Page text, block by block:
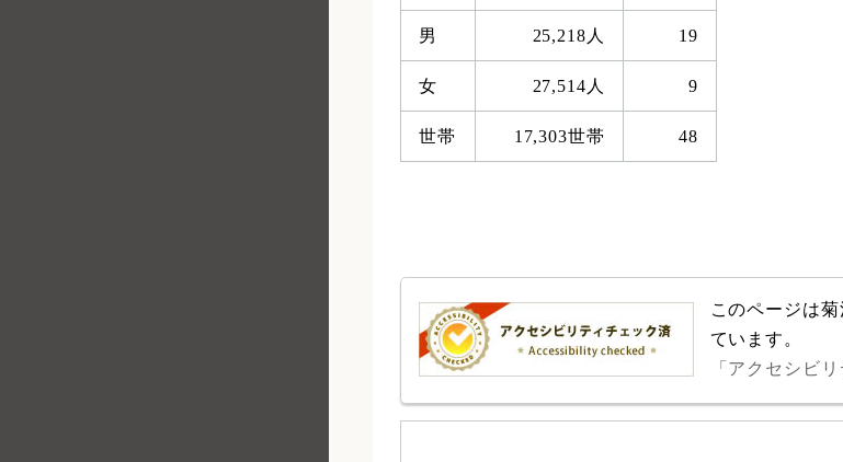
男 25,218人 19
女 27,514人 9
世帯 17,303世帯 48
このページは
ています。
「アクセシビ